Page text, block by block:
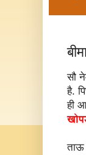
सौ
है.
ही
ताऊ